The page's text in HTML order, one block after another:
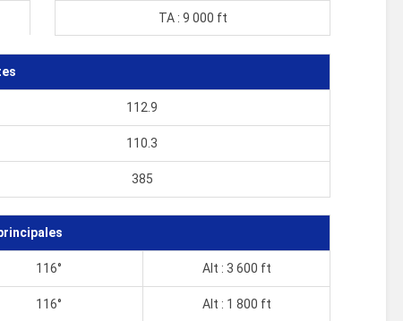
TA : 9 000 ft
112.9
110.3
385
116° Alt : 3 600 ft
116° Alt : 1 800 ft